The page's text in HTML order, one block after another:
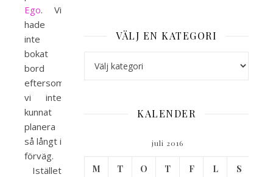
Ego. Vi
hade
inte
bokat
bord
eftersom
vi inte
kunnat
planera
så långt i
förväg.
Istället
VÄLJ EN KATEGORI
KALENDER
juli 2016
M T O T F L S